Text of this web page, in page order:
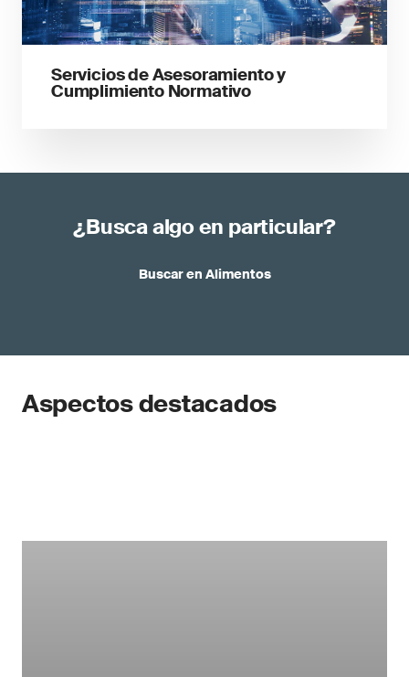
Servicios de Asesoramiento y
Cumplimiento Normativo
¿Busca algo en particular?
Buscar en Alimentos
Aspectos destacados